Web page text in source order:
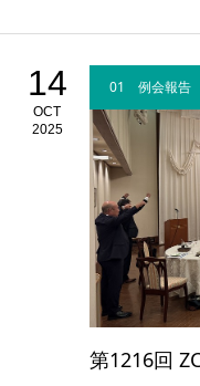
14
OCT
2025
01 例会報告
第1216回